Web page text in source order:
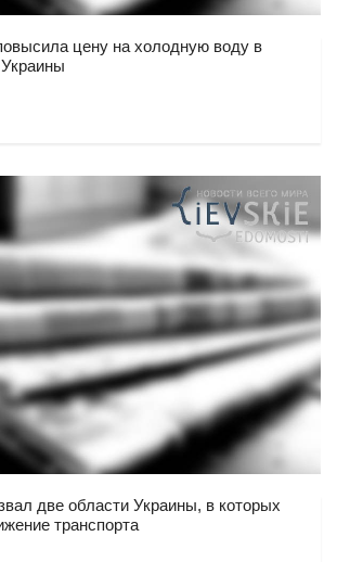
цену на холодную воду в
две области Украины, в которых
транспорта